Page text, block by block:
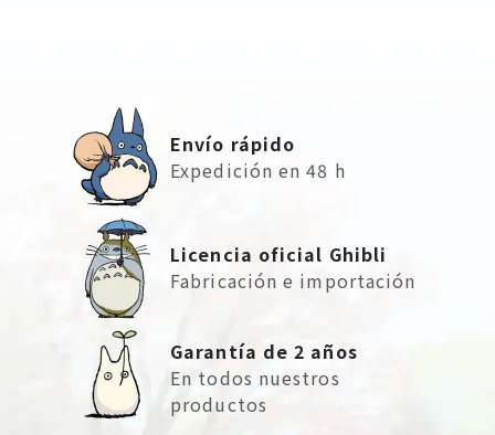
Envío rápido
Expedición en 48 h
Licencia oficial Ghibli
Fabricación e importación
Garantía de 2 años
En todos nuestros
productos